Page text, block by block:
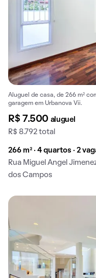
Aluguel de casa, de 266 m²
garagem em Urbanova Vii.
R$ 7.500 aluguel
R$ 8.792 total
266 m² · 4 quartos · 2
Rua Miguel Angel
dos Campos